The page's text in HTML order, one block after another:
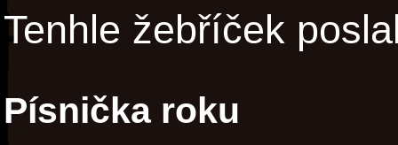
Tenhle žebříček
Písnička roku